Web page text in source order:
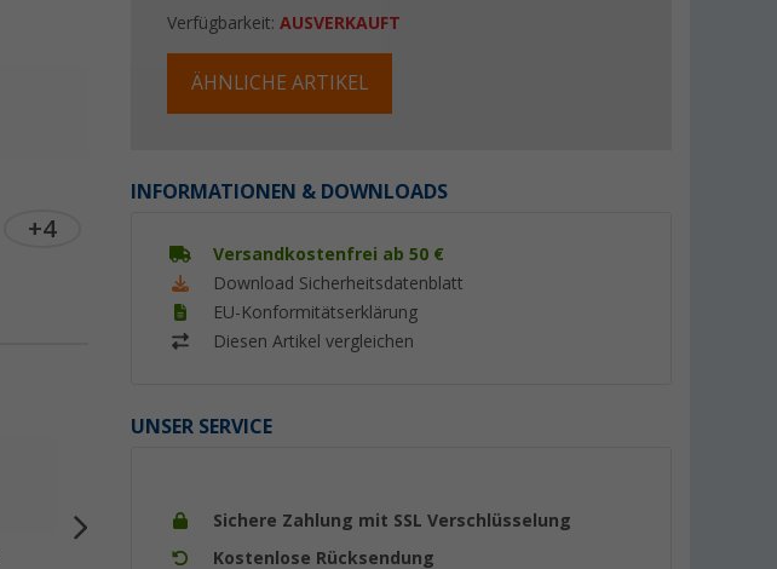
+4
Verfügbarkeit: AUSVERKAUFT
ÄHNLICHE ARTIKEL
INFORMATIONEN & DOWNLOADS
Versandkostenfrei ab 50 €
Download Sicherheitsdatenblatt
EU-Konformitätserklärung
Diesen Artikel vergleichen
UNSER SERVICE
Sichere Zahlung mit SSL Verschlüsselung
Kostenlose Rücksendung
Berger Chenille-
Sika Sikaflex 522 STP-